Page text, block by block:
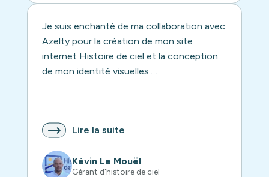
Je suis enchanté de ma collaboration avec
Azelty pour la création de mon site
internet Histoire de ciel et la conception
de mon identité visuelles.…
Lire la suite
Kévin Le Mouël
Gérant d'histoire de ciel